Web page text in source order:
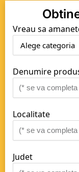
Vreau sa
Denumire
Localitate
Judet